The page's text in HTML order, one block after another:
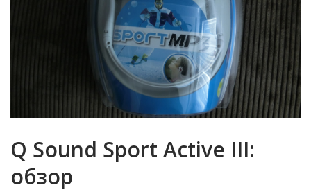
Q Sound Sport Active III:
обзор